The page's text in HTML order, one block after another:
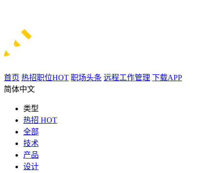
首页 热招职位HOT 职场头条 远程工作管理 下载APP
简体中文
类型
热招 HOT
全部
技术
产品
设计